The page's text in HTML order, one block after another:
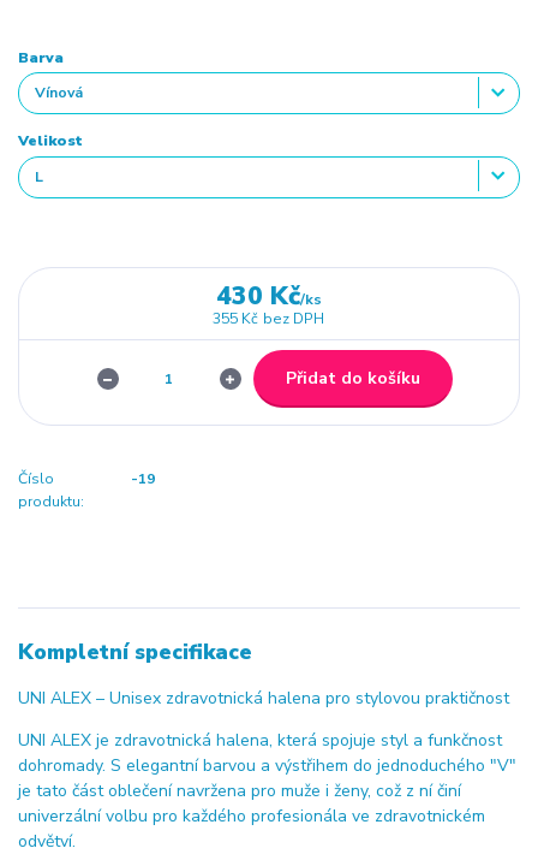
Barva
Velikost
430 Kč/ks
355 Kč bez DPH
Přidat do košíku
Číslo
produktu:
-19
Kompletní specifikace
UNI ALEX – Unisex zdravotnická halena pro stylovou praktičnost
UNI ALEX je zdravotnická halena, která spojuje styl a funkčnost
dohromady. S elegantní barvou a výstřihem do jednoduchého "V"
je tato část oblečení navržena pro muže i ženy, což z ní činí
univerzální volbu pro každého profesionála ve zdravotnickém
odvětví.